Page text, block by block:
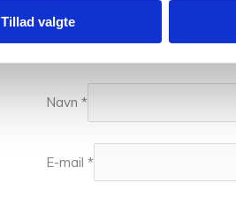
Tillad valgte
Navn *
E-mail *